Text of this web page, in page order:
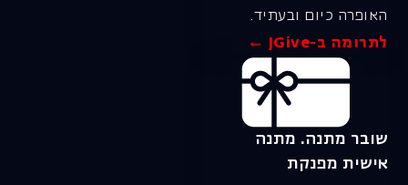
האופרה כיום ובעתיד.
לתרומה ב-JGive ←
שובר מתנה. מתנה
אישית מפנקת